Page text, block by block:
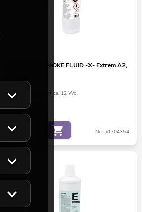
EUROLITE SMOKE FLUID -X- Extrem A2,
Bestand reicht ca. 12 Wo.
7,50
No. 51704354